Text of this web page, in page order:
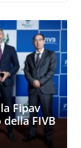
Fipav
FIVB